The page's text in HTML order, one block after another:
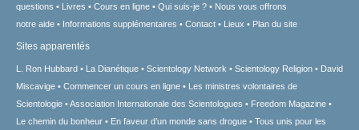
questions
Livres Cours en ligne Qui suis-je ?
Nous vous offrons
notre aide
Informations supplémentaires Contact Lieux Plan du site
Sites apparentés
L. Ron Hubbard La Dianétique Scientology Network Scientology Religion
David
Miscavige
Commencer un cours en ligne
Les ministres volontaires de
Scientologie
Association Internationale des Scientologues
Freedom Magazine
Le chemin du bonheur
En faveur d’un monde sans drogue Tous unis pour les